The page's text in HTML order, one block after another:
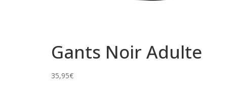
Gants Noir Adulte
35,95€